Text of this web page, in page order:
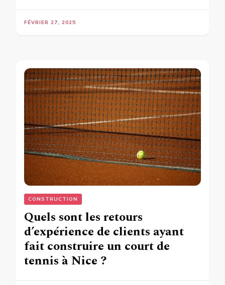
FÉVRIER 27, 2025
CONSTRUCTION
Quels sont les retours
d’expérience de clients ayant
fait construire un court de
tennis à Nice ?